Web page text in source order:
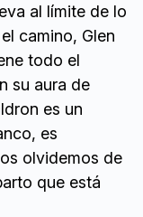
al límite de lo
camino, Glen
todo el
su aura de
es un
es
olvidemos de
que está